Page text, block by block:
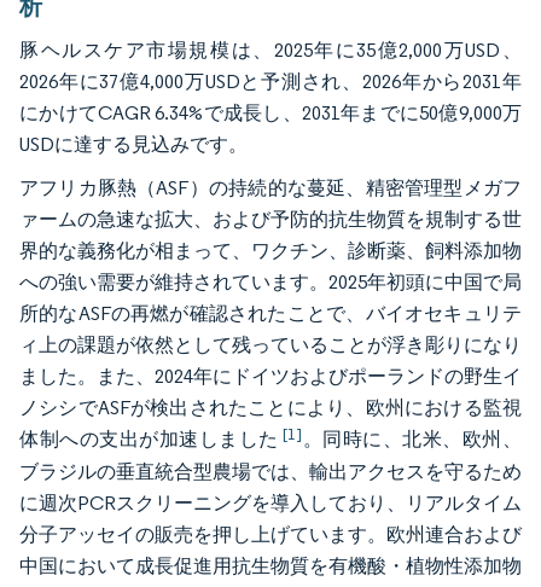
析
豚ヘルスケア市場規模は、2025年に35億2,000万USD、
2026年に37億4,000万USDと予測され、2026年から2031年
にかけてCAGR 6.34%で成長し、2031年までに50億9,000万
USDに達する見込みです。
アフリカ豚熱（ASF）の持続的な蔓延、精密管理型メガフ
ァームの急速な拡大、および予防的抗生物質を規制する世
界的な義務化が相まって、ワクチン、診断薬、飼料添加物
への強い需要が維持されています。2025年初頭に中国で局
所的なASFの再燃が確認されたことで、バイオセキュリテ
ィ上の課題が依然として残っていることが浮き彫りになり
ました。また、2024年にドイツおよびポーランドの野生イ
ノシシでASFが検出されたことにより、欧州における監視
体制への支出が加速しました[1]。同時に、北米、欧州、
ブラジルの垂直統合型農場では、輸出アクセスを守るため
に週次PCRスクリーニングを導入しており、リアルタイム
分子アッセイの販売を押し上げています。欧州連合および
中国において成長促進用抗生物質を有機酸・植物性添加物